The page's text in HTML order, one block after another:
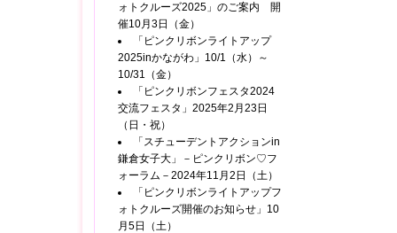
ォトクルーズ2025」のご案内 開
催10月3日（金）
「ピンクリボンライトアップ
2025inかながわ」10/1（水）～
10/31（金）
「ピンクリボンフェスタ2024
交流フェスタ」2025年2月23日
（日・祝）
「スチューデントアクションin
鎌倉女子大」－ピンクリボン♡フ
ォーラム－2024年11月2日（土）
「ピンクリボンライトアップフ
ォトクルーズ開催のお知らせ」10
月5日（土）